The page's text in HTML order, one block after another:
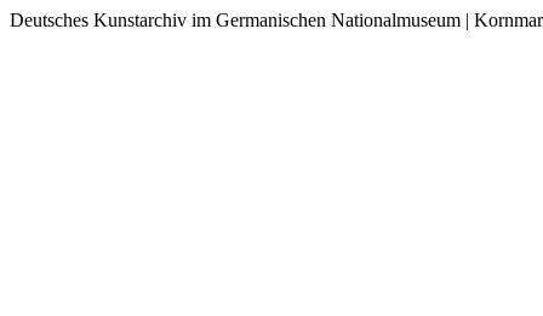
Deutsches Kunstarchiv im Germanischen Nationalmuseum |